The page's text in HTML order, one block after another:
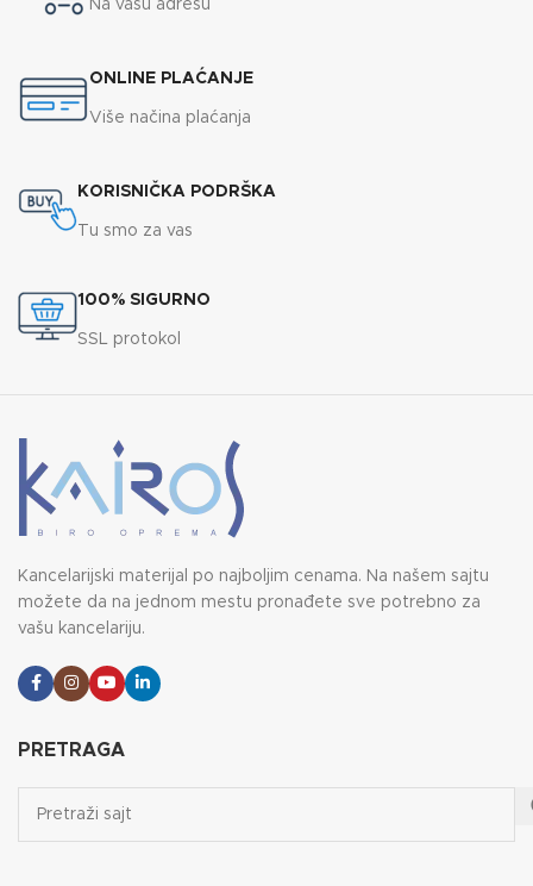
Na vašu adresu
ONLINE PLAĆANJE
Više načina plaćanja
KORISNIČKA PODRŠKA
Tu smo za vas
100% SIGURNO
SSL protokol
Kancelarijski materijal po najboljim cenama. Na našem sajtu
možete da na jednom mestu pronađete sve potrebno za
vašu kancelariju.
PRETRAGA